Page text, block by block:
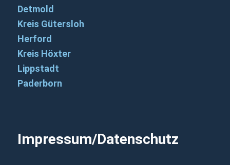
Detmold
Kreis Gütersloh
Herford
Kreis Höxter
Lippstadt
Paderborn
Impressum/Datenschutz